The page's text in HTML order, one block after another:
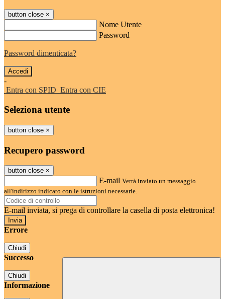
button close ×
Nome Utente
Password
Password dimenticata?
-
Entra con SPID Entra con CIE
Seleziona utente
button close ×
Recupero password
button close ×
E-mail Verrà inviato un messaggio
all'indirizzo indicato con le istruzioni necessarie.
E-mail inviata, si prega di controllare la casella di posta elettronica!
Errore
Chiudi
Successo
Chiudi
Informazione